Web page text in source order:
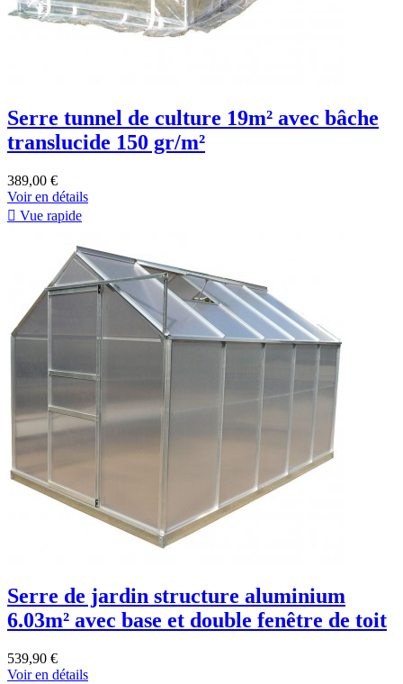
Serre tunnel de culture 19m² avec bâche
translucide 150 gr/m²
389,00 €
Voir en détails
 Vue rapide
Serre de jardin structure aluminium
6.03m² avec base et double fenêtre de toit
539,90 €
Voir en détails